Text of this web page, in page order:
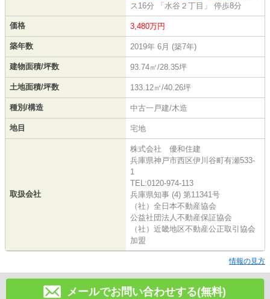
ス16分 「水谷２丁目」 停歩8分
価格 3,480万円
築年数 2019年 6月 (築7年)
建物面積/坪数 93.74㎡/28.35坪
土地面積/坪数 133.12㎡/40.26坪
種別/構造 中古一戸建/木造
地目 宅地
取扱会社
株式会社 優和住建
兵庫県神戸市西区伊川谷町有瀬533-
1
TEL:0120-974-113
兵庫県知事 (4) 第11341号
（社）全日本不動産協会
公益社団法人不動産保証協会
（社）近畿地区不動産公正取引協会
加盟
情報の見方
メールでお問い合わせする(無料)